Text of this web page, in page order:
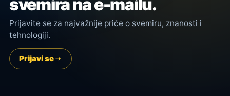
svemira na e-mailu.
Prijavite se za najvažnije priče o svemiru, znanosti i
tehnologiji.
Prijavi se